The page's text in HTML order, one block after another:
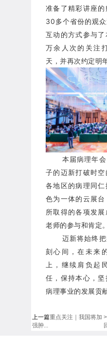
准备了精彩讲座
30多个省份的观
互动的方式参与
万余人次的关注
天，并再次约定明
本届病理年会
子的迈新打破时
各地区的病理同
色为一体的云展
所取得的各项发
老师的参与和肯定。
迈新将始终
刻心间，在未来
上，继续肩负起
任，保持本心，
病理事业的发展贡
上一篇重点关注｜我国将加
强肿...